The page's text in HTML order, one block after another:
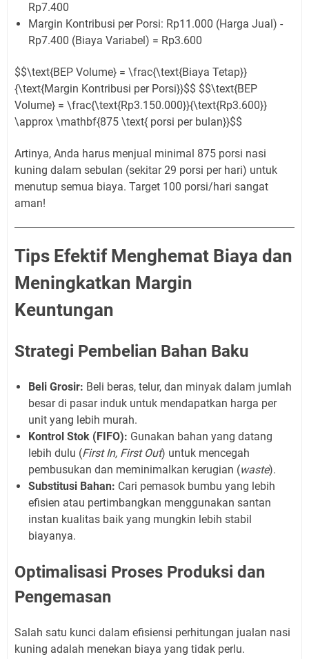
Rp7.400
Margin Kontribusi per Porsi: Rp11.000 (Harga Jual) -
Rp7.400 (Biaya Variabel) = Rp3.600
$$\text{BEP Volume} = \frac{\text{Biaya Tetap}}
{\text{Margin Kontribusi per Porsi}}$$ $$\text{BEP
Volume} = \frac{\text{Rp3.150.000}}{\text{Rp3.600}}
\approx \mathbf{875 \text{ porsi per bulan}}$$
Artinya, Anda harus menjual minimal 875 porsi nasi
kuning dalam sebulan (sekitar 29 porsi per hari) untuk
menutup semua biaya. Target 100 porsi/hari sangat
aman!
Tips Efektif Menghemat Biaya dan
Meningkatkan Margin
Keuntungan
Strategi Pembelian Bahan Baku
Beli Grosir: Beli beras, telur, dan minyak dalam jumlah
besar di pasar induk untuk mendapatkan harga per
unit yang lebih murah.
Kontrol Stok (FIFO): Gunakan bahan yang datang
lebih dulu (First In, First Out) untuk mencegah
pembusukan dan meminimalkan kerugian (waste).
Substitusi Bahan: Cari pemasok bumbu yang lebih
efisien atau pertimbangkan menggunakan santan
instan kualitas baik yang mungkin lebih stabil
biayanya.
Optimalisasi Proses Produksi dan
Pengemasan
Salah satu kunci dalam efisiensi perhitungan jualan nasi
kuning adalah menekan biaya yang tidak perlu.